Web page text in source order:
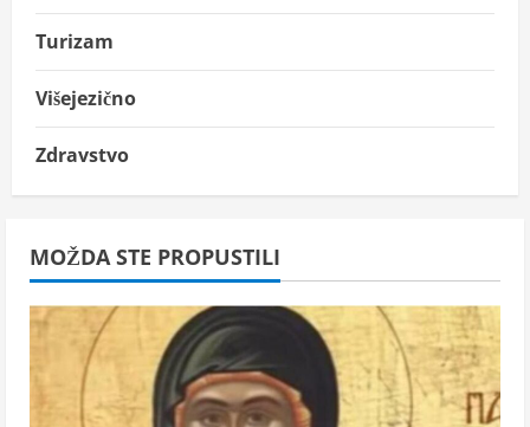
Turizam
Višejezično
Zdravstvo
MOŽDA STE PROPUSTILI